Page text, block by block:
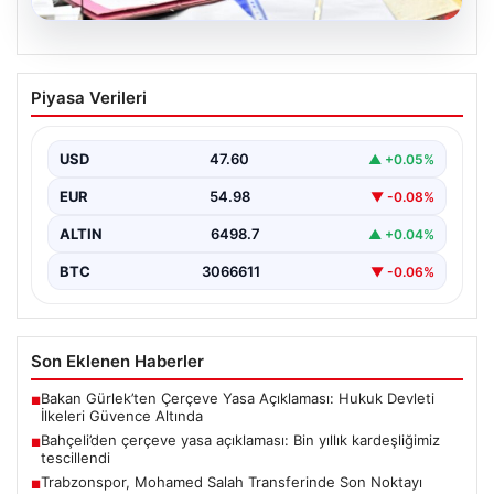
05.08.2026
Bahçeli’den çerçeve yasa açıklaması:
Bin yıllık kardeşliğimiz tescillendi
Piyasa Verileri
USD 47.60 ▲ +0.05%
EUR 54.98 ▼ -0.08%
ALTIN 6498.7 ▲ +0.04%
BTC 3066611 ▼ -0.06%
Son Eklenen Haberler
■Bakan Gürlek’ten Çerçeve Yasa Açıklaması: Hukuk Devleti
İlkeleri Güvence Altında
■Bahçeli’den çerçeve yasa açıklaması: Bin yıllık kardeşliğimiz
tescillendi
■Trabzonspor, Mohamed Salah Transferinde Son Noktayı